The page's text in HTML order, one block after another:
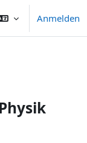
Anmelden